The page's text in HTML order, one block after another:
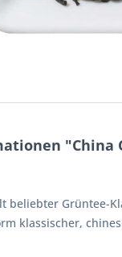
"China
beliebter Grüntee-
klassischer,